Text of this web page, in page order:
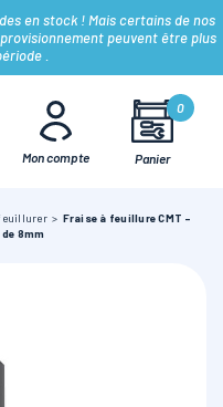
en stock ! Mais certains de nos
peuvent être plus
.
Mon compte Panier
0
feuillurer
Fraise à feuillure CMT -
8mm